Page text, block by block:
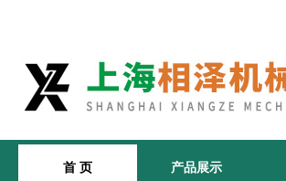
首 页 产品展示